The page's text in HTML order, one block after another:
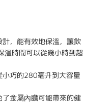
計，能有效地保溫，讓飲
溫時間可以從幾小時到超
小巧的280毫升到大容量
了金屬內膽可能帶來的健